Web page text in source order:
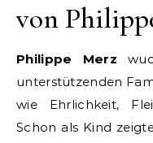
von
Philippe Merz
unterstützenden
wie Ehrlichkeit,
Schon als Kind